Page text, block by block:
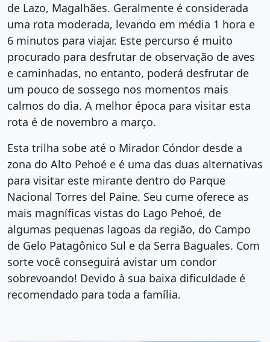
de Lazo, Magalhães. Geralmente é considerada
uma rota moderada, levando em média 1 hora e
6 minutos para viajar. Este percurso é muito
procurado para desfrutar de observação de aves
e caminhadas, no entanto, poderá desfrutar de
um pouco de sossego nos momentos mais
calmos do dia. A melhor época para visitar esta
rota é de novembro a março.
Esta trilha sobe até o Mirador Cóndor desde a
zona do Alto Pehoé e é uma das duas alternativas
para visitar este mirante dentro do Parque
Nacional Torres del Paine. Seu cume oferece as
mais magníficas vistas do Lago Pehoé, de
algumas pequenas lagoas da região, do Campo
de Gelo Patagônico Sul e da Serra Baguales. Com
sorte você conseguirá avistar um condor
sobrevoando! Devido à sua baixa dificuldade é
recomendado para toda a família.